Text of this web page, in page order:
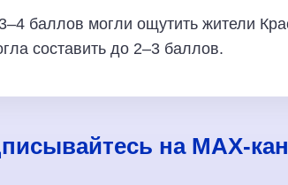
баллов могли ощутить жители
составить до 2–3 баллов.
на MAX-